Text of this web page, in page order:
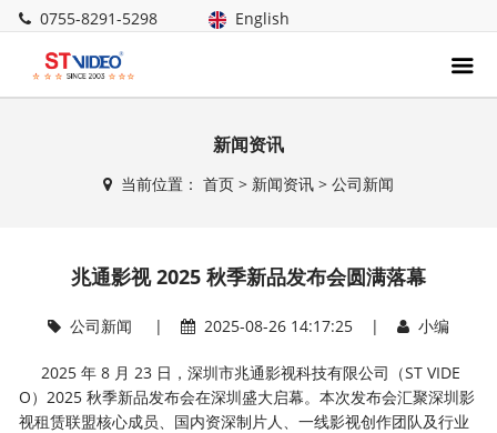
0755-8291-5298 English
新闻资讯
当前位置： 首页> 新闻资讯> 公司新闻
兆通影视 2025 秋季新品发布会圆满落幕
公司新闻 | 2025-08-26 14:17:25 | 小编
2025 年 8 月 23 日，深圳市兆通影视科技有限公司（ST VIDE
O）2025 秋季新品发布会在深圳盛大启幕。本次发布会汇聚深圳影
视租赁联盟核心成员、国内资深制片人、一线影视创作团队及行业